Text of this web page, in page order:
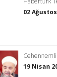
02
19 Nisan